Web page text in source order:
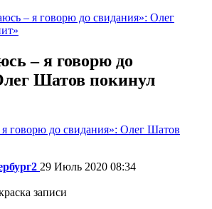
– я говорю до свидания»: Олег
– я говорю до
Шатов покинул
29 Июль 2020 08:34
записи